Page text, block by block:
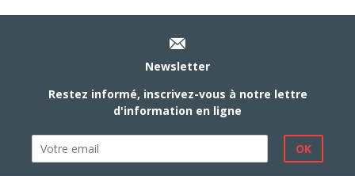
Newsletter
Restez informé, inscrivez-vous à notre lettre
d'information en ligne